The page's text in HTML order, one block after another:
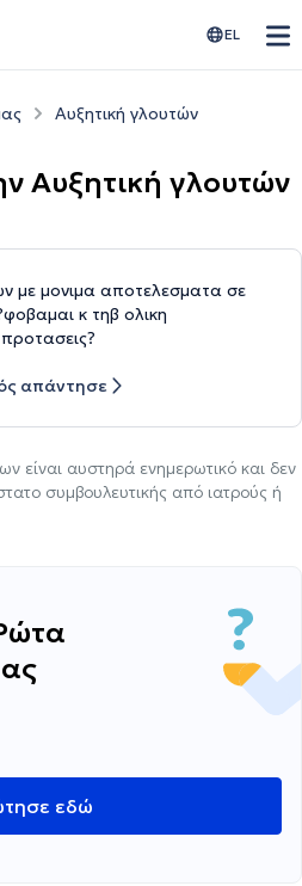
EL
Αυξητική γλουτών
Αυξητική γλουτών
με μονιμα αποτελεσματα σε
κ τηβ ολικη
απάντησε
είναι αυστηρά ενημερωτικό και δεν
συμβουλευτικής από ιατρούς ή
εδώ